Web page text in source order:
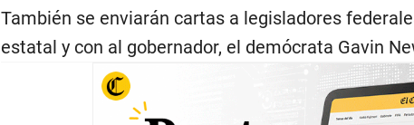
También se enviarán cartas a legisladores
estatal y con al gobernador, el demócrata Gavin